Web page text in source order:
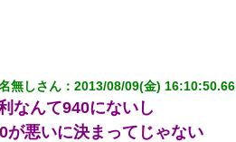
」私「あの‥」上司「今は私が話し
司「黙って聞きなさい！」私「それ
→結果ｗｗｗｗｗ
無しさん ：2013/08/09(金) 16:10:50.66
なんて940にないし
が悪いに決まってじゃない